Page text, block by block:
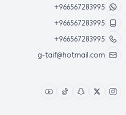
+966567283995
+966567283995
+966567283995
g-taif@hotmail.com